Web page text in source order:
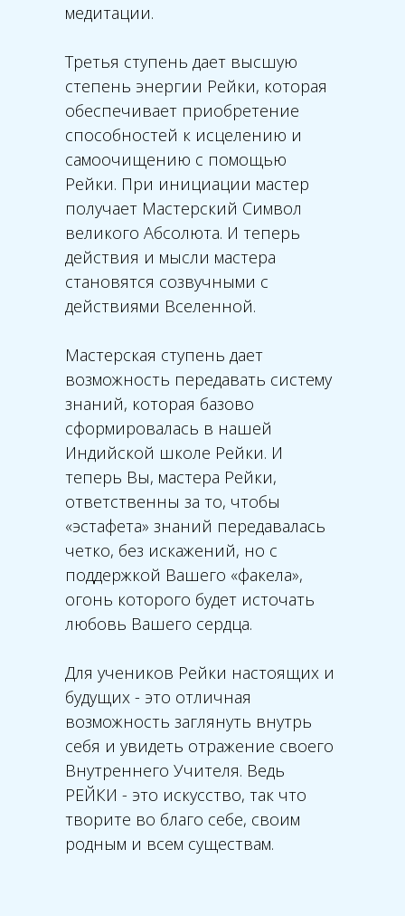
медитации.
Третья ступень дает высшую
степень энергии Рейки, которая
обеспечивает приобретение
способностей к исцелению и
самоочищению с помощью
Рейки. При инициации мастер
получает Мастерский Символ
великого Абсолюта. И теперь
действия и мысли мастера
становятся созвучными с
действиями Вселенной.
Мастерская ступень дает
возможность передавать систему
знаний, которая базово
сформировалась в нашей
Индийской школе Рейки. И
теперь Вы, мастера Рейки,
ответственны за то, чтобы
«эстафета» знаний передавалась
четко, без искажений, но с
поддержкой Вашего «факела»,
огонь которого будет источать
любовь Вашего сердца.
Для учеников Рейки настоящих и
будущих - это отличная
возможность заглянуть внутрь
себя и увидеть отражение своего
Внутреннего Учителя. Ведь
РЕЙКИ - это искусство, так что
творите во благо себе, своим
родным и всем существам.